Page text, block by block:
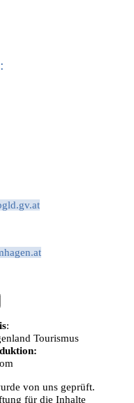
:
Tourismus
von uns geprüft.
für die Inhalte